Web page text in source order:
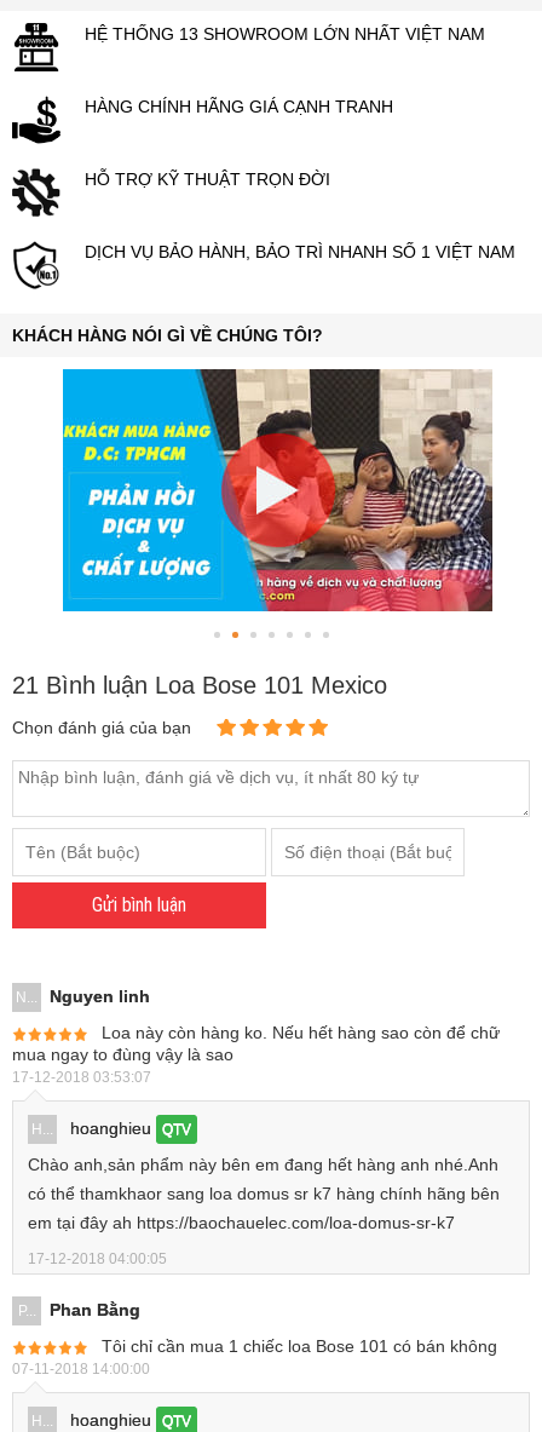
HỆ THỐNG 13 SHOWROOM LỚN NHẤT VIỆT NAM
HÀNG CHÍNH HÃNG GIÁ CẠNH TRANH
HỖ TRỢ KỸ THUẬT TRỌN ĐỜI
DỊCH VỤ BẢO HÀNH, BẢO TRÌ NHANH SỐ 1 VIỆT NAM
KHÁCH HÀNG NÓI GÌ VỀ CHÚNG TÔI?
21 Bình luận Loa Bose 101 Mexico
Chọn đánh giá của bạn
Gửi bình luận
N...
Nguyen linh
Loa này còn hàng ko. Nếu hết hàng sao còn để chữ
mua ngay to đùng vậy là sao
17-12-2018 03:53:07
H... hoanghieu QTV
Chào anh,sản phẩm này bên em đang hết hàng anh nhé.Anh
có thể thamkhaor sang loa domus sr k7 hàng chính hãng bên
em tại đây ah https://baochauelec.com/loa-domus-sr-k7
17-12-2018 04:00:05
P...
Phan Bằng
Tôi chỉ cần mua 1 chiếc loa Bose 101 có bán không
07-11-2018 14:00:00
H... hoanghieu QTV